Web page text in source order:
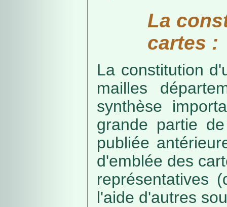
La
cartes :
La constitution
mailles
synthèse
grande partie
publiée
d'emblée des
représentatives
l'aide d'autres